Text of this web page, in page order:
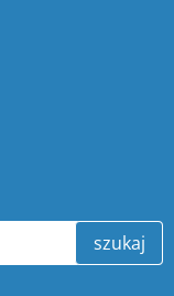
szukaj